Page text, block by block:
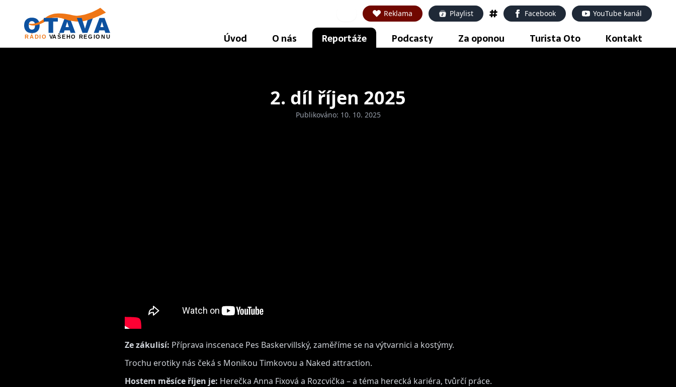
Reklama Playlist Facebook YouTube kanál
Úvod O nás Reportáže Podcasty Za oponou Turista Oto Kontakt
2. díl říjen 2025
Publikováno: 10. 10. 2025
Ze zákulisí: Příprava inscenace Pes Baskervillský, zaměříme se na výtvarnici a kostýmy.
Trochu erotiky nás čeká s Monikou Timkovou a Naked attraction.
Hostem měsíce říjen je: Herečka Anna Fixová a Rozcvička – a téma herecká kariéra, tvůrčí práce.